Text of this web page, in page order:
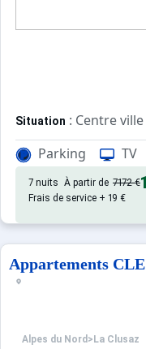
Situation : Centre
Appartement de
Parking TV
7 nuits À partir de 7172 €
Frais de service + 19 €
Appartements
Alpes du Nord > La Clusaz